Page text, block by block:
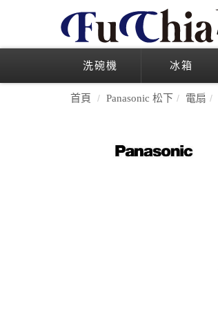
洗碗機 冰箱
首頁 Panasonic 松下 電扇